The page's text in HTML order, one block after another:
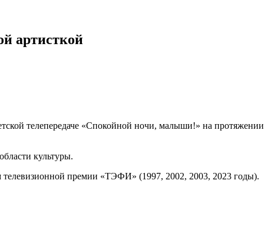
артисткой
телепередаче «Спокойной ночи, малыши!» на протяжении
культуры.
телевизионной премии «ТЭФИ» (1997, 2002, 2003, 2023 годы).